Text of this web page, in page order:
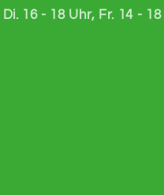
Di. 16 - 18 Uhr, Fr. 14 -